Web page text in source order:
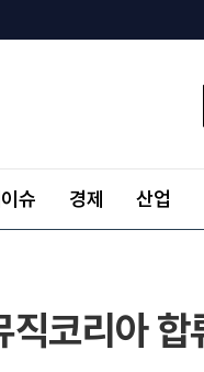
슈 경제 산업
코리아